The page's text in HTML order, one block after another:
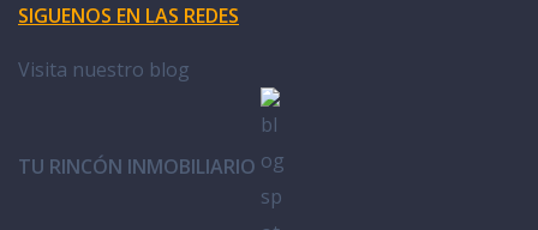
SIGUENOS EN LAS REDES
Visita nuestro blog
TU RINCÓN INMOBILIARIO